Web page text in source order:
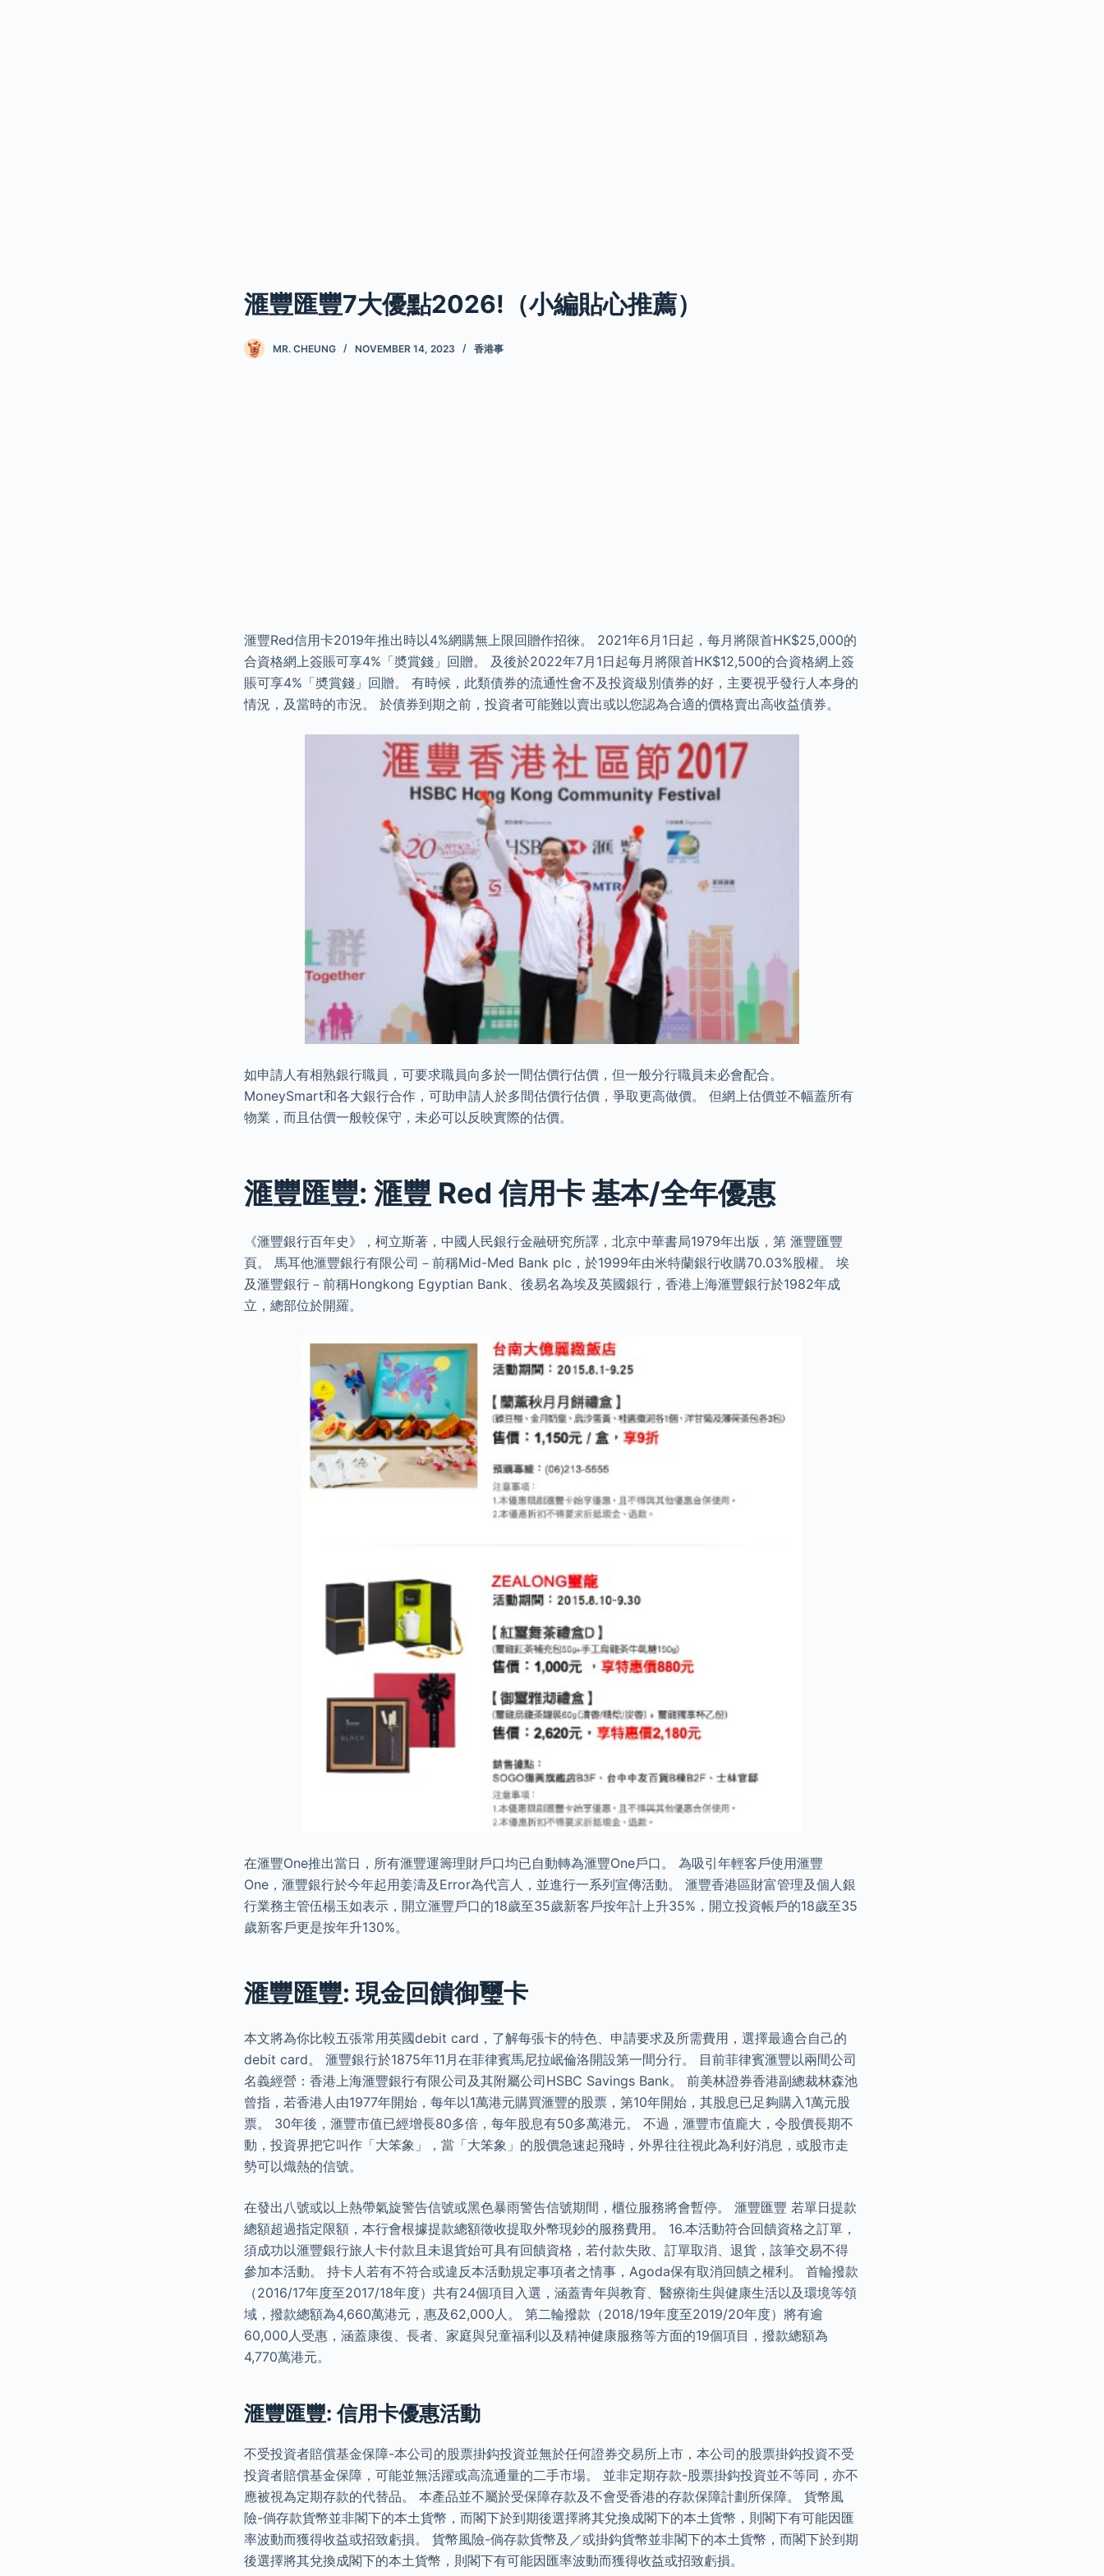
滙豐匯豐7大優點2026!（小編貼心推薦）
MR. CHEUNG NOVEMBER 14, 2023 香港事
滙豐Red信用卡2019年推出時以4%網購無上限回贈作招徠。 2021年6月1日起，每月將限首HK$25,000的
合資格網上簽賬可享4%「奬賞錢」回贈。 及後於2022年7月1日起每月將限首HK$12,500的合資格網上簽
賬可享4%「奬賞錢」回贈。 有時候，此類債券的流通性會不及投資級別債券的好，主要視乎發行人本身的
情況，及當時的市況。 於債券到期之前，投資者可能難以賣出或以您認為合適的價格賣出高收益債券。
如申請人有相熟銀行職員，可要求職員向多於一間估價行估價，但一般分行職員未必會配合。
MoneySmart和各大銀行合作，可助申請人於多間估價行估價，爭取更高做價。 但網上估價並不幅蓋所有
物業，而且估價一般較保守，未必可以反映實際的估價。
滙豐匯豐: 滙豐 Red 信用卡 基本/全年優惠
《滙豐銀行百年史》，柯立斯著，中國人民銀行金融研究所譯，北京中華書局1979年出版，第 滙豐匯豐
頁。 馬耳他滙豐銀行有限公司－前稱Mid-Med Bank plc，於1999年由米特蘭銀行收購70.03%股權。 埃
及滙豐銀行－前稱Hongkong Egyptian Bank、後易名為埃及英國銀行，香港上海滙豐銀行於1982年成
立，總部位於開羅。
在滙豐One推出當日，所有滙豐運籌理財戶口均已自動轉為滙豐One戶口。 為吸引年輕客戶使用滙豐
One，滙豐銀行於今年起用姜濤及Error為代言人，並進行一系列宣傳活動。 滙豐香港區財富管理及個人銀
行業務主管伍楊玉如表示，開立滙豐戶口的18歲至35歲新客戶按年計上升35%，開立投資帳戶的18歲至35
歲新客戶更是按年升130%。
滙豐匯豐: 現金回饋御璽卡
本文將為你比較五張常用英國debit card，了解每張卡的特色、申請要求及所需費用，選擇最適合自己的
debit card。 滙豐銀行於1875年11月在菲律賓馬尼拉岷倫洛開設第一間分行。 目前菲律賓滙豐以兩間公司
名義經營：香港上海滙豐銀行有限公司及其附屬公司HSBC Savings Bank。 前美林證券香港副總裁林森池
曾指，若香港人由1977年開始，每年以1萬港元購買滙豐的股票，第10年開始，其股息已足夠購入1萬元股
票。 30年後，滙豐市值已經增長80多倍，每年股息有50多萬港元。 不過，滙豐市值龐大，令股價長期不
動，投資界把它叫作「大笨象」，當「大笨象」的股價急速起飛時，外界往往視此為利好消息，或股市走
勢可以熾熱的信號。
在發出八號或以上熱帶氣旋警告信號或黑色暴雨警告信號期間，櫃位服務將會暫停。 滙豐匯豐 若單日提款
總額超過指定限額，本行會根據提款總額徵收提取外幣現鈔的服務費用。 16.本活動符合回饋資格之訂單，
須成功以滙豐銀行旅人卡付款且未退貨始可具有回饋資格，若付款失敗、訂單取消、退貨，該筆交易不得
參加本活動。 持卡人若有不符合或違反本活動規定事項者之情事，Agoda保有取消回饋之權利。 首輪撥款
（2016/17年度至2017/18年度）共有24個項目入選，涵蓋青年與教育、醫療衛生與健康生活以及環境等領
域，撥款總額為4,660萬港元，惠及62,000人。 第二輪撥款（2018/19年度至2019/20年度）將有逾
60,000人受惠，涵蓋康復、長者、家庭與兒童福利以及精神健康服務等方面的19個項目，撥款總額為
4,770萬港元。
滙豐匯豐: 信用卡優惠活動
不受投資者賠償基金保障-本公司的股票掛鈎投資並無於任何證券交易所上市，本公司的股票掛鈎投資不受
投資者賠償基金保障，可能並無活躍或高流通量的二手市場。 並非定期存款-股票掛鈎投資並不等同，亦不
應被視為定期存款的代替品。 本產品並不屬於受保障存款及不會受香港的存款保障計劃所保障。 貨幣風
險-倘存款貨幣並非閣下的本土貨幣，而閣下於到期後選擇將其兌換成閣下的本土貨幣，則閣下有可能因匯
率波動而獲得收益或招致虧損。 貨幣風險-倘存款貨幣及／或掛鈎貨幣並非閣下的本土貨幣，而閣下於到期
後選擇將其兌換成閣下的本土貨幣，則閣下有可能因匯率波動而獲得收益或招致虧損。